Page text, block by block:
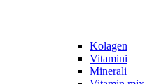
Kolagen
Vitamini
Minerali